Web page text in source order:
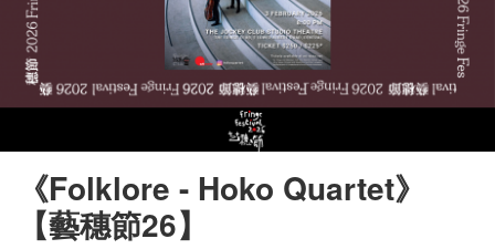
《Folklore - Hoko Quartet》
【藝穗節26】